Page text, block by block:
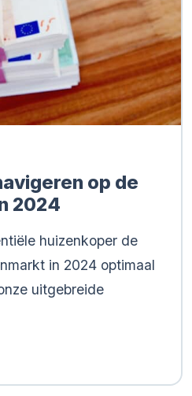
op de
2024
huizenkoper de
in 2024 optimaal
uitgebreide